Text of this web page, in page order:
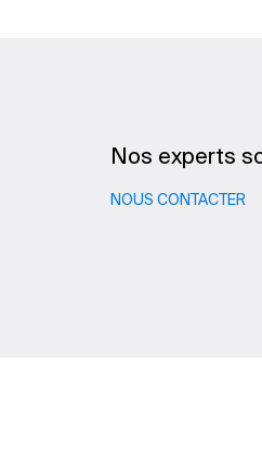
Nos experts
NOUS CONTACTER